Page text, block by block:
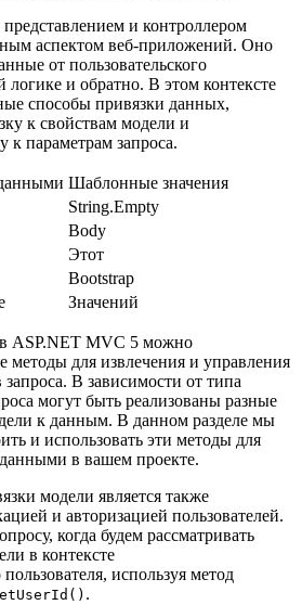
и контроллером
аспектом веб-приложений. Оно
от пользовательского
логике и обратно. В этом контексте
способы привязки данных,
к свойствам модели и
к параметрам запроса.
Шаблонные значения
String.Empty
Body
Этот
Bootstrap
Значений
ASP.NET MVC 5 можно
методы для извлечения и управления
В зависимости от типа
могут быть реализованы разные
к данным. В данном разделе мы
и использовать эти методы для
в вашем проекте.
модели является также
и авторизацией пользователей.
когда будем рассматривать
в контексте
используя метод
.